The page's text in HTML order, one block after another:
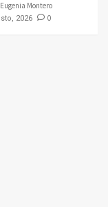
Montero
2026 0